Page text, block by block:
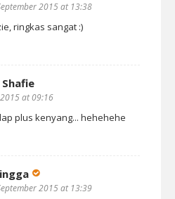
2015 at 13:38
ringkas sangat :)
at 09:16
plus kenyang... hehehehe
2015 at 13:39